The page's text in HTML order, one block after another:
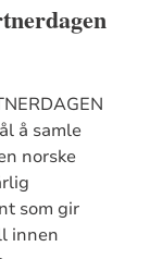
å samle
norske
som gir
innen